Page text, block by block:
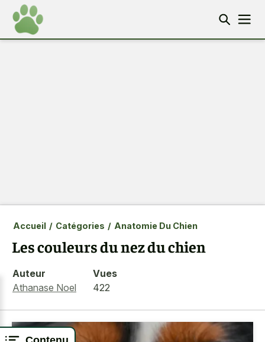
Accueil / Catégories / Anatomie Du Chien
Les couleurs du nez du chien
Auteur
Athanase Noel
Vues
422